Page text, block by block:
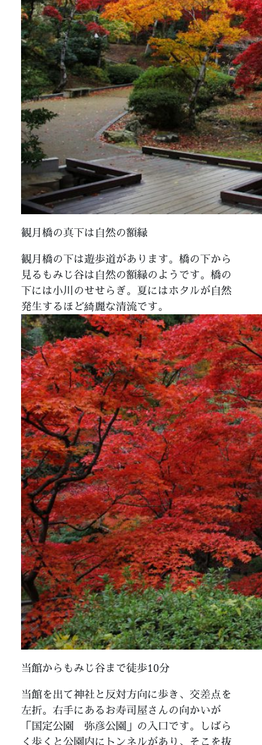
観月橋の真下は自然の額縁
観月橋の下は遊歩道があります。橋の下から
見るもみじ谷は自然の額縁のようです。橋の
下には小川のせせらぎ。夏にはホタルが自然
発生するほど綺麗な清流です。
当館からもみじ谷まで徒歩10分
当館を出て神社と反対方向に歩き、交差点を
左折。右手にあるお寿司屋さんの向かいが
「国定公園 弥彦公園」の入口です。しばら
く歩くと公園内にトンネルがあり、そこを抜